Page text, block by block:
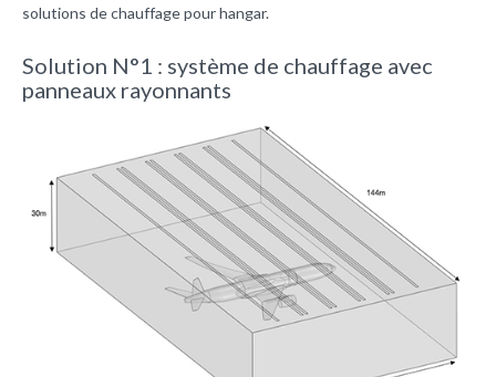
solutions de chauffage pour hangar.
Solution N°1 : système de chauffage avec
panneaux rayonnants